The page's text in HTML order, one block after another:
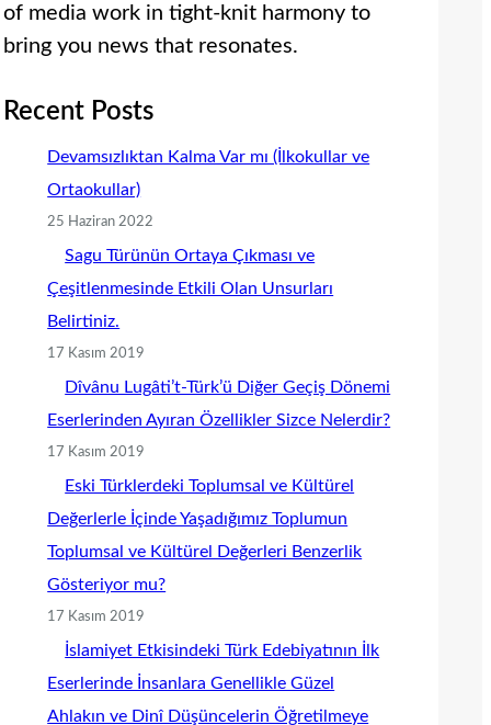
of media work in tight-knit harmony to
bring you news that resonates.
Recent Posts
Devamsızlıktan Kalma Var mı (İlkokullar ve
Ortaokullar)
25 Haziran 2022
Sagu Türünün Ortaya Çıkması ve
Çeşitlenmesinde Etkili Olan Unsurları
Belirtiniz.
17 Kasım 2019
Dîvânu Lugâti’t-Türk’ü Diğer Geçiş Dönemi
Eserlerinden Ayıran Özellikler Sizce Nelerdir?
17 Kasım 2019
Eski Türklerdeki Toplumsal ve Kültürel
Değerlerle İçinde Yaşadığımız Toplumun
Toplumsal ve Kültürel Değerleri Benzerlik
Gösteriyor mu?
17 Kasım 2019
İslamiyet Etkisindeki Türk Edebiyatının İlk
Eserlerinde İnsanlara Genellikle Güzel
Ahlakın ve Dinî Düşüncelerin Öğretilmeye